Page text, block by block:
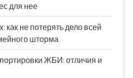
для нее
как не потерять дело всей
шторма
ЖБИ: отличия и